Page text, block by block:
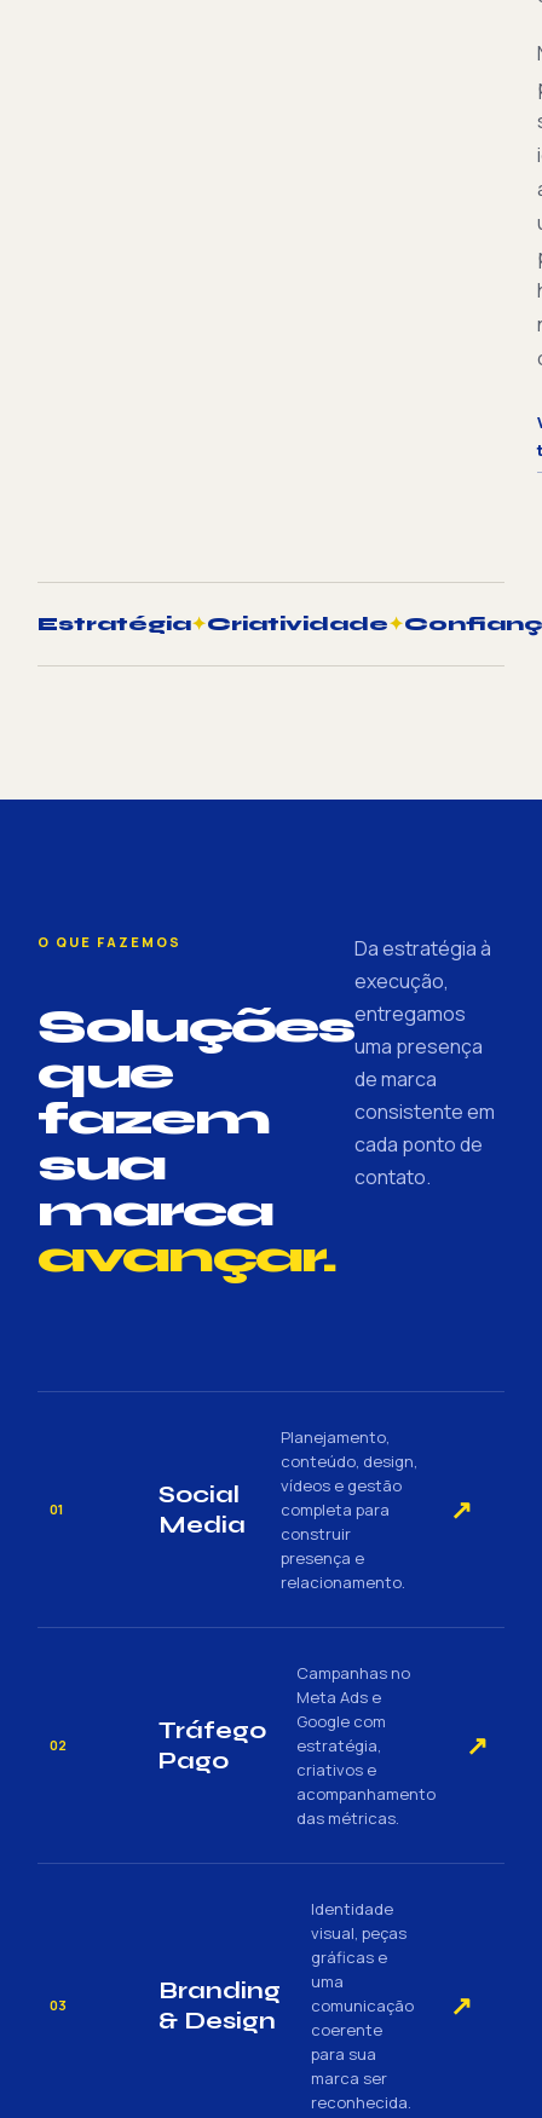
Estratégia✦Criatividade✦
O QUE FAZEMOS
Soluções
que
fazem
sua
marca
avançar.
Da estratégia à
execução,
entregamos
uma presença
de marca
consistente em
cada ponto de
contato.
01
Social
Media
Planejamento,
conteúdo, design,
vídeos e gestão
completa para
construir
presença e
relacionamento.
↗
02
Tráfego
Pago
Campanhas no
Meta Ads e
Google com
estratégia,
criativos e
acompanhamento
das métricas.
↗
03
Branding
& Design
Identidade
visual, peças
gráficas e
uma
comunicação
coerente
para sua
marca ser
reconhecida.
↗